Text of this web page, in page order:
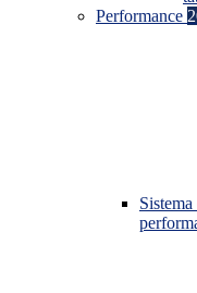
Performance